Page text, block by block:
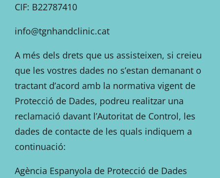
CIF: B22787410
info@tgnhandclinic.cat
A més dels drets que us assisteixen, si creieu
que les vostres dades no s’estan demanant o
tractant d’acord amb la normativa vigent de
Protecció de Dades, podreu realitzar una
reclamació davant l’Autoritat de Control, les
dades de contacte de les quals indiquem a
continuació:
Agència Espanyola de Protecció de Dades